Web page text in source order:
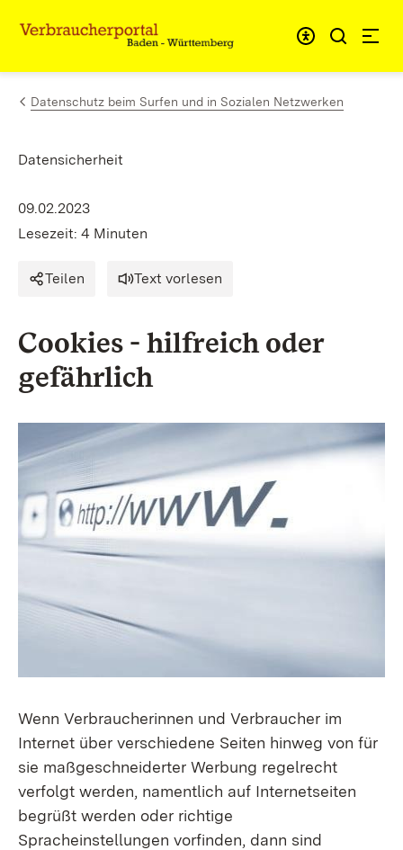
Zum Inhalt springen
Link zur Startseite
Datenschutz beim Surfen und in Sozialen Netzwerken
Datensicherheit
09.02.2023
Lesezeit: 4 Minuten
Teilen Text vorlesen
Cookies - hilfreich oder
gefährlich
Wenn Verbraucherinnen und Verbraucher im
Internet über verschiedene Seiten hinweg von für
sie maßgeschneiderter Werbung regelrecht
verfolgt werden, namentlich auf Internetseiten
begrüßt werden oder richtige
Spracheinstellungen vorfinden, dann sind